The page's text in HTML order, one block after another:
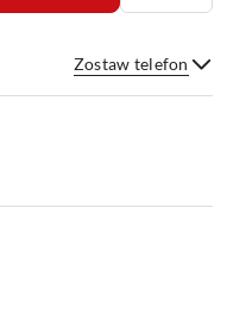
Zostaw telefon